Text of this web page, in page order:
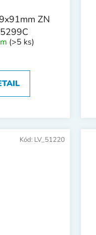
ZN
(>5 ks)
Kód: LV_51220